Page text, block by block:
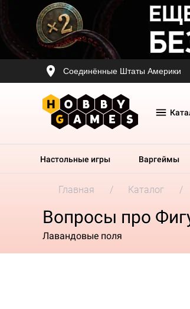
Соединённые Штаты Америки
Настольные игры Варгеймы
Главная Каталог
Вопросы про
Лавандовые поля